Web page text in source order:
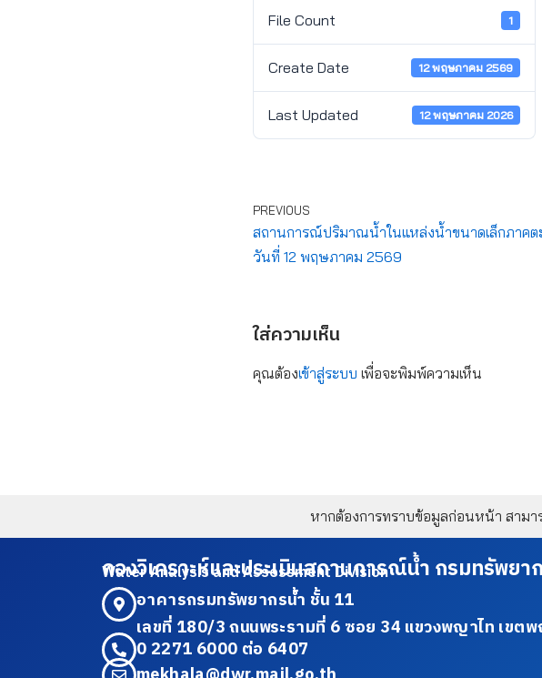
File Count 1
Create Date 12 พฤษภาคม 2569
Last Updated 12 พฤษภาคม 2026
PREVIOUS
สถานการณ์ปริมาณน้ำในแหล่งน้ำขนาดเล็กภาคต
วันที่ 12 พฤษภาคม 2569
ใส่ความเห็น
คุณต้องเข้าสู่ระบบ เพื่อจะพิมพ์ความเห็น
หากต้องการทราบข้อมูลก่อนหน้า สามา
กองวิเคราะห์และประเมินสถานการณ์น้ำ กรมทรัพยา
Water Analysis and Assessment Division
อาคารกรมทรัพยากรน้ำ ชั้น 11
เลขที่ 180/3 ถนนพระรามที่ 6 ซอย 34 แขวงพญาไท เขต
0 2271 6000 ต่อ 6407